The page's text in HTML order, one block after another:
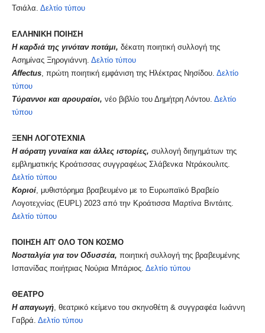
Τσιάλα. Δελτίο τύπου
ΕΛΛΗΝΙΚΗ ΠΟΙΗΣΗ
Η καρδιά της γινόταν ποτάμι, δέκατη ποιητική συλλογή της
Ασημίνας Ξηρογιάννη. Δελτίο τύπου
Affectus, πρώτη ποιητική εμφάνιση της Ηλέκτρας Νησίδου. Δελτίο
τύπου
Τύραννοι και αρουραίοι, νέο βιβλίο του Δημήτρη Λόντου. Δελτίο
τύπου
ΞΕΝΗ ΛΟΓΟΤΕΧΝΙΑ
Η αόρατη γυναίκα και άλλες ιστορίες, συλλογή διηγημάτων της
εμβληματικής Κροάτισσας συγγραφέως Σλάβενκα Ντράκουλιτς.
Δελτίο τύπου
Κοριοί, μυθιστόρημα βραβευμένο με το Ευρωπαϊκό Βραβείο
Λογοτεχνίας (EUPL) 2023 από την Κροάτισσα Mαρτίνα Βιντάιτς.
Δελτίο τύπου
ΠΟΙΗΣΗ ΑΠ' ΟΛΟ ΤΟΝ ΚΟΣΜΟ
Νοσταλγία για τον Οδυσσέα, ποιητική συλλογή της βραβευμένης
Ισπανίδας ποιήτριας Νούρια Μπάριος. Δελτίο τύπου
ΘΕΑΤΡΟ
Η απαγωγή, θεατρικό κείμενο του σκηνοθέτη & συγγραφέα Ιωάννη
Γαβρά. Δελτίο τύπου